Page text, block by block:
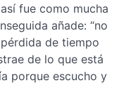
fue como mucha
añade: “no
de tiempo
de lo que está
porque escucho y